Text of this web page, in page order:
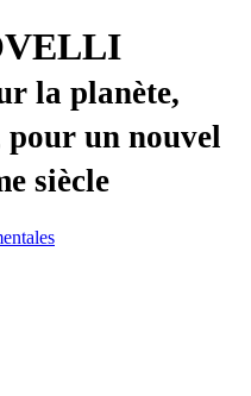
la planète,
un nouvel
siècle